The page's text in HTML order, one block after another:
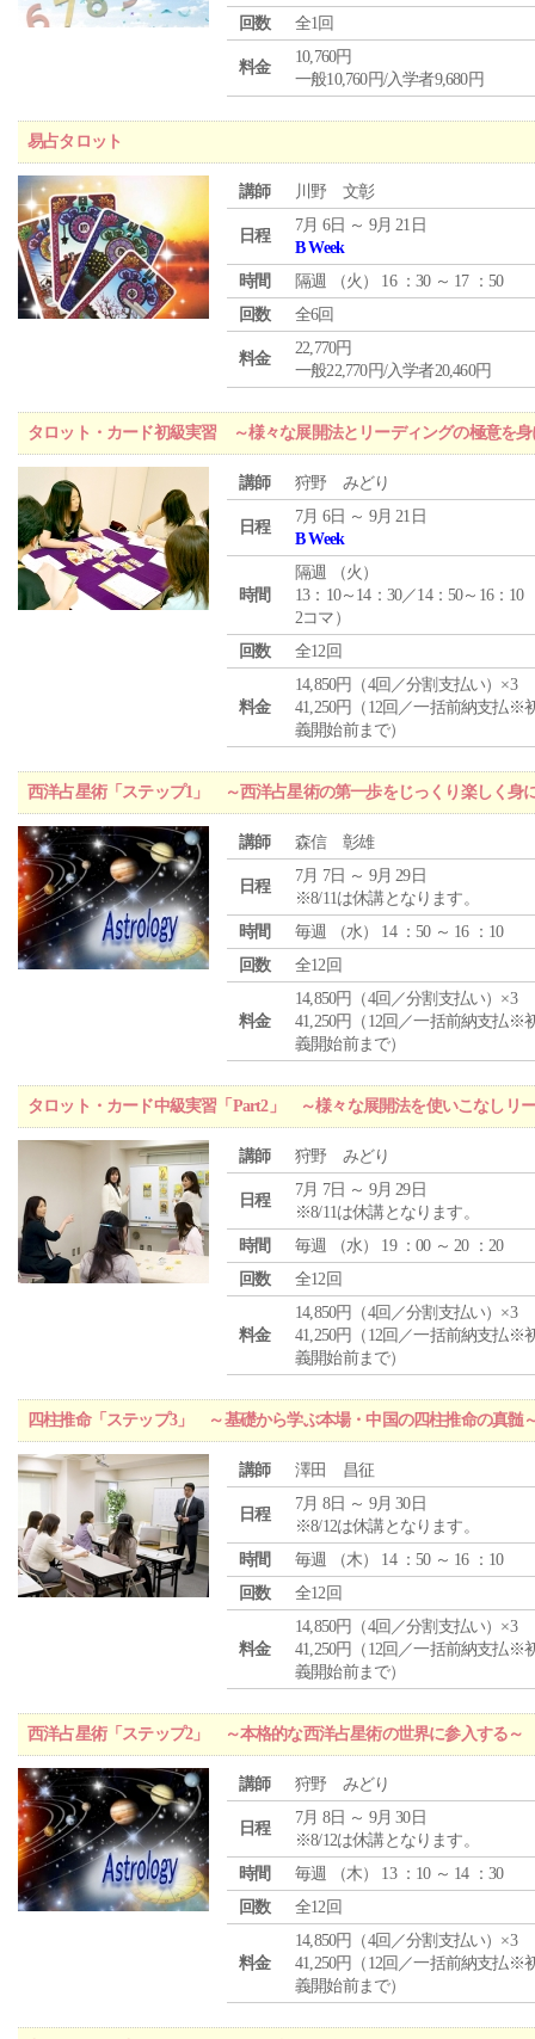
回数
全1回
料金
10,760円
一般10,760円/入学者9,680円
易占タロット
講師 川野 文彰
日程
7月 6日 ～ 9月 21日
B Week
時間
隔週 （火 ） 16 ：30 ～ 17 ：50
回数
全6回
料金
22,770円
一般22,770円/入学者20,460円
タロット・カード初級実習 ～様々な展開法とリーディングの極意を身
講師 狩野 みどり
日程
7月 6日 ～ 9月 21日
B Week
時間
隔週 （火 ）
13：10～14：30／14：50～16：10
2コマ）
回数
全12回
料金
14,850円（4回／分割支払い）×3
41,250円（12回／一括前納支払※
義開始前まで）
西洋占星術「ステップ1」 ～西洋占星術の第一歩をじっくり楽しく身
講師 森信 彰雄
日程
7月 7日 ～ 9月 29日
※8/11は休講となります。
時間
毎週 （水） 14 ：50 ～ 16 ：10
回数
全12回
料金
14,850円（4回／分割支払い）×3
41,250円（12回／一括前納支払※
義開始前まで）
タロット・カード中級実習「Part2」 ～様々な展開法を使いこなしリ
講師 狩野 みどり
日程
7月 7日 ～ 9月 29日
※8/11は休講となります。
時間
毎週 （水） 19 ：00 ～ 20 ：20
回数
全12回
料金
14,850円（4回／分割支払い）×3
41,250円（12回／一括前納支払※
義開始前まで）
四柱推命「ステップ3」 ～基礎から学ぶ本場・中国の四柱推命の真髄
講師 澤田 昌征
日程
7月 8日 ～ 9月 30日
※8/12は休講となります。
時間
毎週 （木） 14 ：50 ～ 16 ：10
回数
全12回
料金
14,850円（4回／分割支払い）×3
41,250円（12回／一括前納支払※
義開始前まで）
西洋占星術「ステップ2」 ～本格的な西洋占星術の世界に参入する～
講師 狩野 みどり
日程
7月 8日 ～ 9月 30日
※8/12は休講となります。
時間
毎週 （木） 13 ：10 ～ 14 ：30
回数
全12回
料金
14,850円（4回／分割支払い）×3
41,250円（12回／一括前納支払※
義開始前まで）